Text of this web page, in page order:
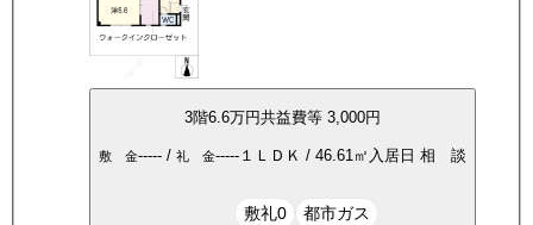
3階6.6万円共益費等3,000円
敷 金----- /礼 金----- １ＬＤＫ /46.61 ㎡ 入居日相 談
敷礼0 都市ガス